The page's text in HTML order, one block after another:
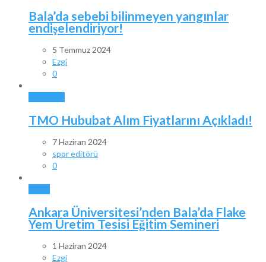
Bala’da sebebi bilinmeyen yangınlar
endişelendiriyor!
5 Temmuz 2024
Ezgi
0
TMO Hububat Alım Fiyatlarını Açıkladı!
7 Haziran 2024
spor editörü
0
Ankara Üniversitesi’nden Bala’da Flake
Yem Üretim Tesisi Eğitim Semineri
1 Haziran 2024
Ezgi